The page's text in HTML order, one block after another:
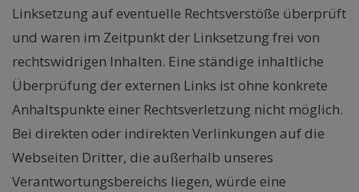
Linksetzung auf eventuelle Rechtsverstöße überprüft
und waren im Zeitpunkt der Linksetzung frei von
rechtswidrigen Inhalten. Eine ständige inhaltliche
Überprüfung der externen Links ist ohne konkrete
Anhaltspunkte einer Rechtsverletzung nicht möglich.
Bei direkten oder indirekten Verlinkungen auf die
Webseiten Dritter, die außerhalb unseres
Verantwortungsbereichs liegen, würde eine